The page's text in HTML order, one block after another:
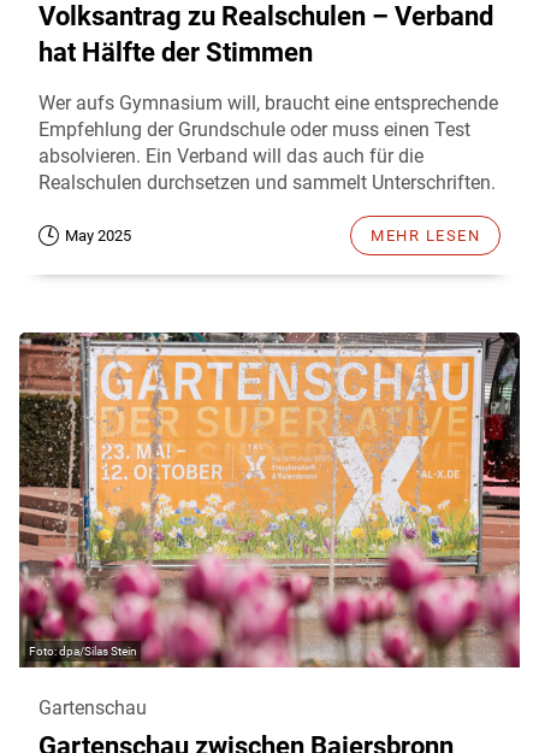
Volksantrag zu Realschulen – Verband
hat Hälfte der Stimmen
Wer aufs Gymnasium will, braucht eine entsprechende
Empfehlung der Grundschule oder muss einen Test
absolvieren. Ein Verband will das auch für die
Realschulen durchsetzen und sammelt Unterschriften.
May 2025 MEHR LESEN
dpa/Silas Stein
Gartenschau
Gartenschau zwischen Baiersbronn